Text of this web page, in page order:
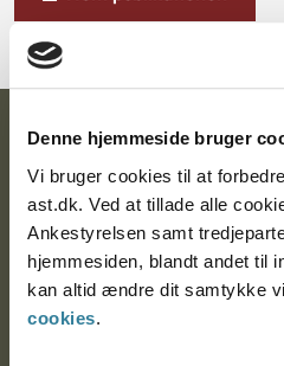
Denne hjemmeside bruger
Vi bruger cookies til at
ast.dk. Ved at tillade alle
Ankestyrelsen samt
hjemmesiden, blandt andet til
kan altid ændre dit samtykke
cookies.
Ankestyrelsen
Postadresse:
Nytorv 7, 2. sal
9000 Aalborg